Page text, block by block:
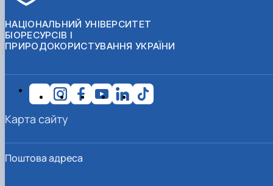
НАЦІОНАЛЬНИЙ УНІВЕРСИТЕТ
БІОРЕСУРСІВ І
ПРИРОДОКОРИСТУВАННЯ УКРАЇНИ
Поштова адреса
Карта сайту